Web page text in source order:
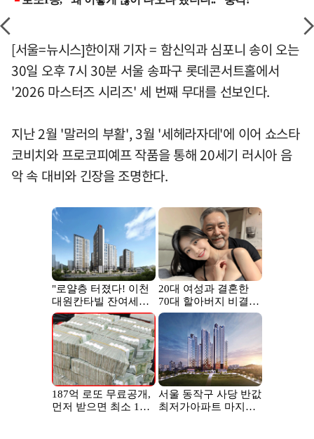
[서울=뉴시스]한이재 기자 = 함신익과 심포니 송이 오는
30일 오후 7시 30분 서울 송파구 롯데콘서트홀에서
'2026 마스터즈 시리즈' 세 번째 무대를 선보인다.
지난 2월 '말러의 부활', 3월 '세헤라자데'에 이어 쇼스타
코비치와 프로코피예프 작품을 통해 20세기 러시아 음
악 속 대비와 긴장을 조명한다.